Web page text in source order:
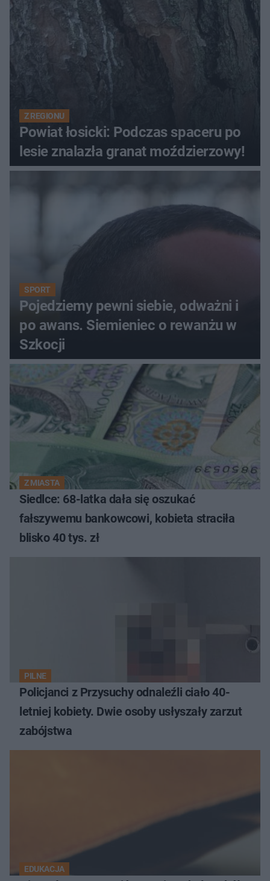
Z REGIONU
Powiat łosicki: Podczas spaceru po
lesie znalazła granat moździerzowy!
SPORT
Pojedziemy pewni siebie, odważni i
po awans. Siemieniec o rewanżu w
Szkocji
Z MIASTA
Siedlce: 68-latka dała się oszukać
fałszywemu bankowcowi, kobieta straciła
blisko 40 tys. zł
PILNE
Policjanci z Przysuchy odnaleźli ciało 40-
letniej kobiety. Dwie osoby usłyszały zarzut
zabójstwa
EDUKACJA